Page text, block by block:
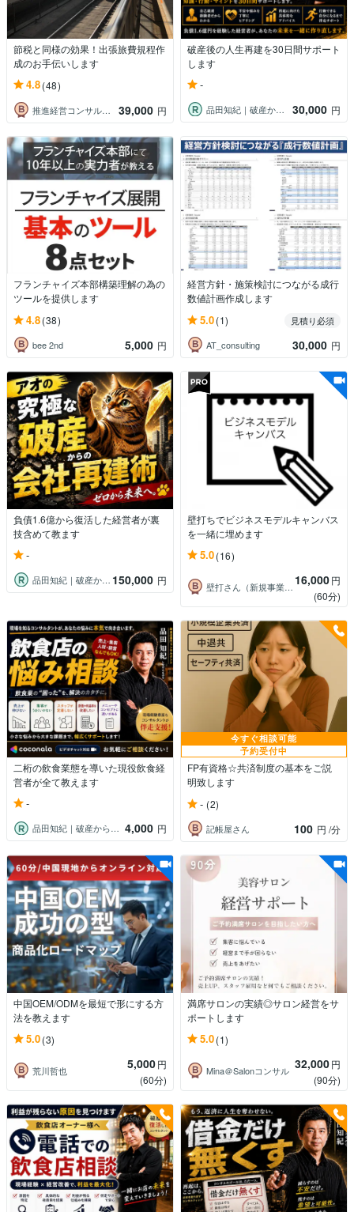
節税と同様の効果！出張旅費規程作
成のお手伝いします
4.8(48)
推進経営コンサルタント・コーチ 中村 裕 39,000 円
破産後の人生再建を30日間サポート
します
-
品田知紀｜破産から再起したコンサルタント 30,000 円
フランチャイズ本部構築理解の為の
ツールを提供します
4.8(38)
bee 2nd 5,000 円
経営方針・施策検討につながる成行
数値計画作成します
5.0(1)
見積り必須
AT_consulting
30,000 円
負債1.6億から復活した経営者が裏
技含めて教ます
-
品田知紀｜破産から再起したコンサルタント 150,000 円
壁打ちでビジネスモデルキャンバス
を一緒に埋めます
5.0(16)
壁打さん（新規事業開発のプロ） 16,000円
(60分)
二桁の飲食業態を導いた現役飲食経
営者が全て教えます
-
品田知紀｜破産から再起したコンサルタント 4,000 円
今すぐ相談可能
予約受付中
FP有資格☆共済制度の基本をご説
明致します
- (2)
記帳屋さん 100 円 /分
中国OEM/ODMを最短で形にする方
法を教えます
5.0(3)
荒川哲也 5,000円
(60分)
満席サロンの実績◎サロン経営をサ
ポートします
5.0(1)
Mina＠Salonコンサル 32,000円
(90分)